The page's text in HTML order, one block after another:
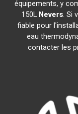
équipements, y
150L Nevers. Si
fiable pour
eau
contacter les